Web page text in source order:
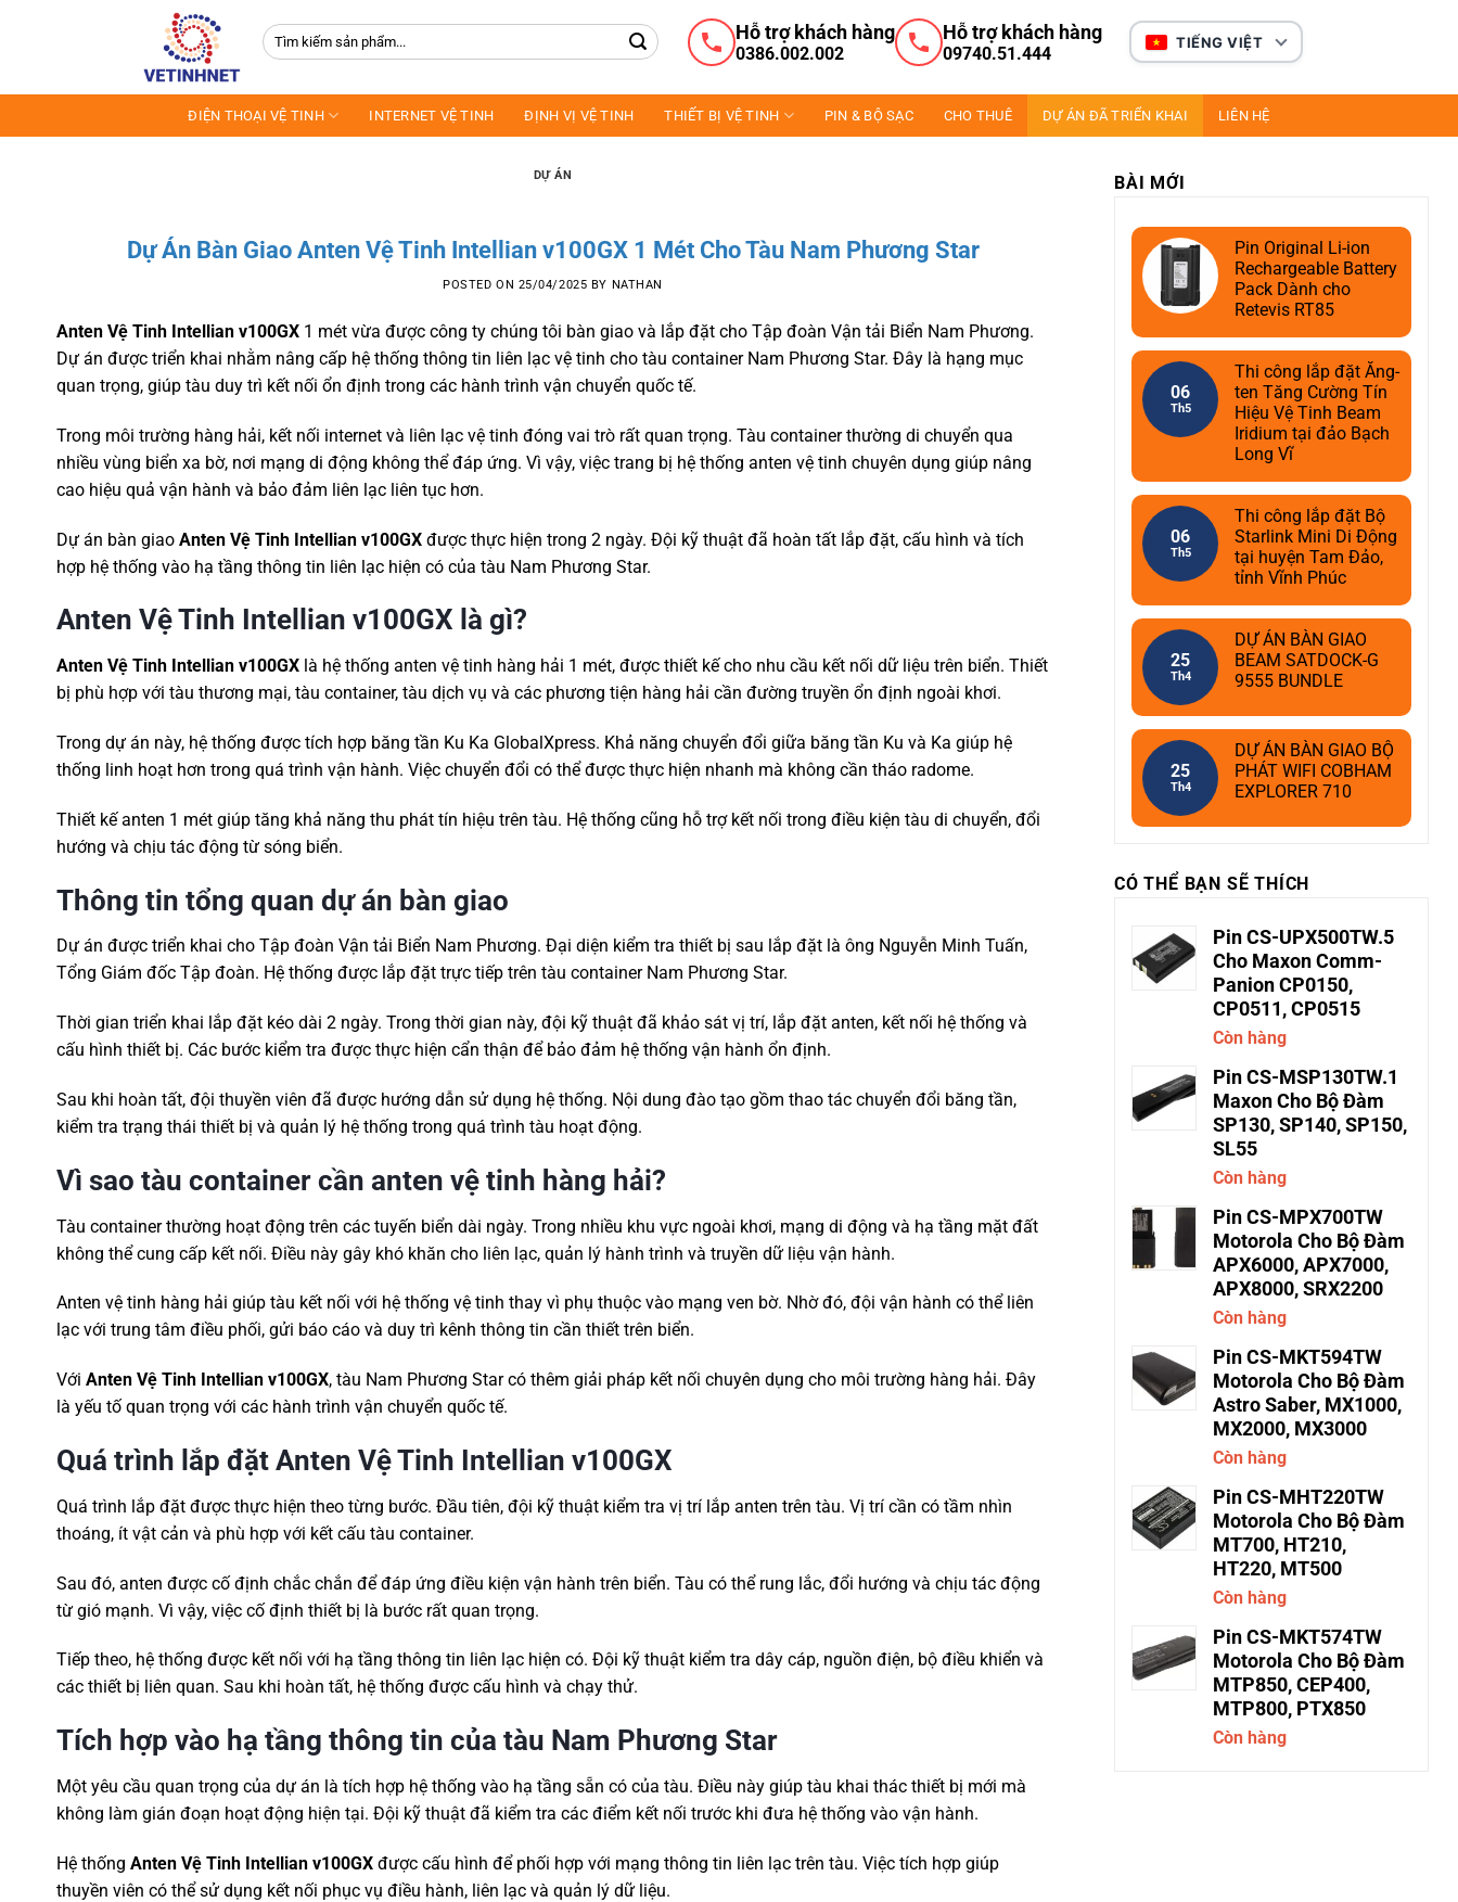
Tìm
kiếm:
Hỗ trợ khách hàng
0386.002.002
Hỗ trợ khách hàng
09740.51.444
TIẾNG VIỆT
ĐIỆN THOẠI VỆ TINH INTERNET VỆ TINH ĐỊNH VỊ VỆ TINH THIẾT BỊ VỆ TINH PIN & BỘ SẠC CHO THUÊ DỰ ÁN ĐÃ TRIỂN KHAI LIÊN HỆ
DỰ ÁN
Dự Án Bàn Giao Anten Vệ Tinh Intellian v100GX 1 Mét Cho Tàu Nam Phương Star
POSTED ON 25/04/2025 BY NATHAN
Anten Vệ Tinh Intellian v100GX 1 mét vừa được công ty chúng tôi bàn giao và lắp đặt cho Tập đoàn Vận tải Biển Nam Phương.
Dự án được triển khai nhằm nâng cấp hệ thống thông tin liên lạc vệ tinh cho tàu container Nam Phương Star. Đây là hạng mục
quan trọng, giúp tàu duy trì kết nối ổn định trong các hành trình vận chuyển quốc tế.
Trong môi trường hàng hải, kết nối internet và liên lạc vệ tinh đóng vai trò rất quan trọng. Tàu container thường di chuyển qua
nhiều vùng biển xa bờ, nơi mạng di động không thể đáp ứng. Vì vậy, việc trang bị hệ thống anten vệ tinh chuyên dụng giúp nâng
cao hiệu quả vận hành và bảo đảm liên lạc liên tục hơn.
Dự án bàn giao Anten Vệ Tinh Intellian v100GX được thực hiện trong 2 ngày. Đội kỹ thuật đã hoàn tất lắp đặt, cấu hình và tích
hợp hệ thống vào hạ tầng thông tin liên lạc hiện có của tàu Nam Phương Star.
Anten Vệ Tinh Intellian v100GX là gì?
Anten Vệ Tinh Intellian v100GX là hệ thống anten vệ tinh hàng hải 1 mét, được thiết kế cho nhu cầu kết nối dữ liệu trên biển. Thiết
bị phù hợp với tàu thương mại, tàu container, tàu dịch vụ và các phương tiện hàng hải cần đường truyền ổn định ngoài khơi.
Trong dự án này, hệ thống được tích hợp băng tần Ku Ka GlobalXpress. Khả năng chuyển đổi giữa băng tần Ku và Ka giúp hệ
thống linh hoạt hơn trong quá trình vận hành. Việc chuyển đổi có thể được thực hiện nhanh mà không cần tháo radome.
Thiết kế anten 1 mét giúp tăng khả năng thu phát tín hiệu trên tàu. Hệ thống cũng hỗ trợ kết nối trong điều kiện tàu di chuyển, đổi
hướng và chịu tác động từ sóng biển.
Thông tin tổng quan dự án bàn giao
Dự án được triển khai cho Tập đoàn Vận tải Biển Nam Phương. Đại diện kiểm tra thiết bị sau lắp đặt là ông Nguyễn Minh Tuấn,
Tổng Giám đốc Tập đoàn. Hệ thống được lắp đặt trực tiếp trên tàu container Nam Phương Star.
Thời gian triển khai lắp đặt kéo dài 2 ngày. Trong thời gian này, đội kỹ thuật đã khảo sát vị trí, lắp đặt anten, kết nối hệ thống và
cấu hình thiết bị. Các bước kiểm tra được thực hiện cẩn thận để bảo đảm hệ thống vận hành ổn định.
Sau khi hoàn tất, đội thuyền viên đã được hướng dẫn sử dụng hệ thống. Nội dung đào tạo gồm thao tác chuyển đổi băng tần,
kiểm tra trạng thái thiết bị và quản lý hệ thống trong quá trình tàu hoạt động.
Vì sao tàu container cần anten vệ tinh hàng hải?
Tàu container thường hoạt động trên các tuyến biển dài ngày. Trong nhiều khu vực ngoài khơi, mạng di động và hạ tầng mặt đất
không thể cung cấp kết nối. Điều này gây khó khăn cho liên lạc, quản lý hành trình và truyền dữ liệu vận hành.
Anten vệ tinh hàng hải giúp tàu kết nối với hệ thống vệ tinh thay vì phụ thuộc vào mạng ven bờ. Nhờ đó, đội vận hành có thể liên
lạc với trung tâm điều phối, gửi báo cáo và duy trì kênh thông tin cần thiết trên biển.
Với Anten Vệ Tinh Intellian v100GX, tàu Nam Phương Star có thêm giải pháp kết nối chuyên dụng cho môi trường hàng hải. Đây
là yếu tố quan trọng với các hành trình vận chuyển quốc tế.
Quá trình lắp đặt Anten Vệ Tinh Intellian v100GX
Quá trình lắp đặt được thực hiện theo từng bước. Đầu tiên, đội kỹ thuật kiểm tra vị trí lắp anten trên tàu. Vị trí cần có tầm nhìn
thoáng, ít vật cản và phù hợp với kết cấu tàu container.
Sau đó, anten được cố định chắc chắn để đáp ứng điều kiện vận hành trên biển. Tàu có thể rung lắc, đổi hướng và chịu tác động
từ gió mạnh. Vì vậy, việc cố định thiết bị là bước rất quan trọng.
Tiếp theo, hệ thống được kết nối với hạ tầng thông tin liên lạc hiện có. Đội kỹ thuật kiểm tra dây cáp, nguồn điện, bộ điều khiển và
các thiết bị liên quan. Sau khi hoàn tất, hệ thống được cấu hình và chạy thử.
Tích hợp vào hạ tầng thông tin của tàu Nam Phương Star
Một yêu cầu quan trọng của dự án là tích hợp hệ thống vào hạ tầng sẵn có của tàu. Điều này giúp tàu khai thác thiết bị mới mà
không làm gián đoạn hoạt động hiện tại. Đội kỹ thuật đã kiểm tra các điểm kết nối trước khi đưa hệ thống vào vận hành.
Hệ thống Anten Vệ Tinh Intellian v100GX được cấu hình để phối hợp với mạng thông tin liên lạc trên tàu. Việc tích hợp giúp
thuyền viên có thể sử dụng kết nối phục vụ điều hành, liên lạc và quản lý dữ liệu.
BÀI MỚI
Pin Original Li-ion
Rechargeable Battery
Pack Dành cho
Retevis RT85
06
Th5
Thi công lắp đặt Ăng-
ten Tăng Cường Tín
Hiệu Vệ Tinh Beam
Iridium tại đảo Bạch
Long Vĩ
06
Th5
Thi công lắp đặt Bộ
Starlink Mini Di Động
tại huyện Tam Đảo,
tỉnh Vĩnh Phúc
25
Th4
DỰ ÁN BÀN GIAO
BEAM SATDOCK-G
9555 BUNDLE
25
Th4
DỰ ÁN BÀN GIAO BỘ
PHÁT WIFI COBHAM
EXPLORER 710
CÓ THỂ BẠN SẼ THÍCH
Pin CS-UPX500TW.5
Cho Maxon Comm-
Panion CP0150,
CP0511, CP0515
Còn hàng
Pin CS-MSP130TW.1
Maxon Cho Bộ Đàm
SP130, SP140, SP150,
SL55
Còn hàng
Pin CS-MPX700TW
Motorola Cho Bộ Đàm
APX6000, APX7000,
APX8000, SRX2200
Còn hàng
Pin CS-MKT594TW
Motorola Cho Bộ Đàm
Astro Saber, MX1000,
MX2000, MX3000
Còn hàng
Pin CS-MHT220TW
Motorola Cho Bộ Đàm
MT700, HT210,
HT220, MT500
Còn hàng
Pin CS-MKT574TW
Motorola Cho Bộ Đàm
MTP850, CEP400,
MTP800, PTX850
Còn hàng